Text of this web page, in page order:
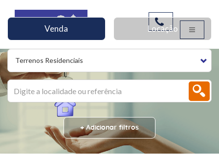
Terrenos Residenciais
Venda Locação
+ Adicionar filtros